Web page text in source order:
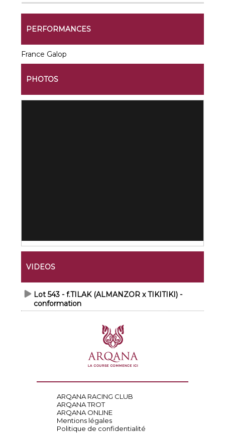
PERFORMANCES
France Galop
PHOTOS
VIDEOS
Lot 543 - f.TILAK (ALMANZOR x TIKITIKI) -
conformation
ARQANA RACING CLUB
ARQANA TROT
ARQANA ONLINE
Mentions légales
Politique de confidentialité